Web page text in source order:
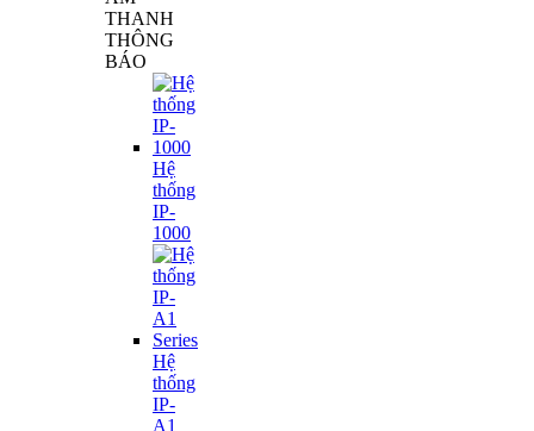
THANH
THÔNG
BÁO
Hệ
thống
IP-
1000
Hệ
thống
IP-
A1